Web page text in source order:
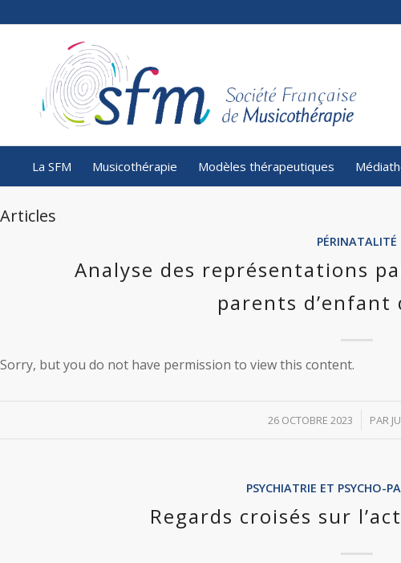
La SFM Musicothérapie Modèles thérapeutiques
Articles
PÉRINATALITÉ
Analyse des représentations
parents d’enfant
Sorry, but you do not have permission to view this content.
26 OCTOBRE 2023
/ PAR
PSYCHIATRIE ET PSYCHO-
Regards croisés sur